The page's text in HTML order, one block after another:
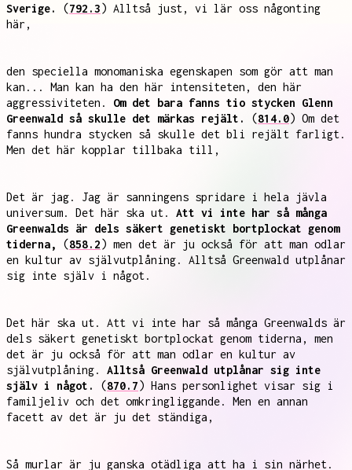
Sverige.
(792.3) Alltså just, vi lär oss någonting
här,
den speciella monomaniska egenskapen som gör att man
kan... Man kan ha den här intensiteten, den här
aggressiviteten. Om det bara fanns tio stycken Glenn
Greenwald så skulle det märkas rejält.
(814.0) Om det
fanns hundra stycken så skulle det bli rejält farligt.
Men det här kopplar tillbaka till,
Det är jag. Jag är sanningens spridare i hela jävla
universum. Det här ska ut. Att vi inte har så många
Greenwalds är dels säkert genetiskt bortplockat genom
tiderna,
(858.2) men det är ju också för att man odlar
en kultur av självutplåning. Alltså Greenwald utplånar
sig inte själv i något.
Det här ska ut. Att vi inte har så många Greenwalds är
dels säkert genetiskt bortplockat genom tiderna, men
det är ju också för att man odlar en kultur av
självutplåning. Alltså Greenwald utplånar sig inte
själv i något.
(870.7) Hans personlighet visar sig i
familjeliv och det omkringliggande. Men en annan
facett av det är ju det ständiga,
Så murlar är ju ganska otädliga att ha i sin närhet.